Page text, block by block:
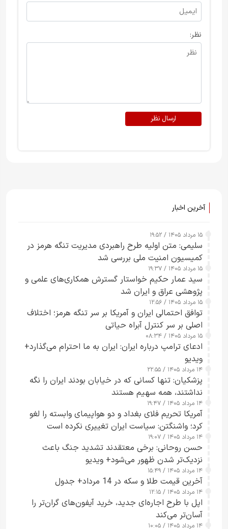
نظر:
ارسال نظر
آخرین اخبار
۱۵ مرداد ۱۴۰۵ / ۱۹:۵۲
سلیمی: متن اولیه طرح راهبردی مدیریت تنگه هرمز در
کمیسیون امنیت ملی بررسی شد
۱۵ مرداد ۱۴۰۵ / ۱۹:۳۷
سید عمار حکیم خواستار گسترش همکاری‌های علمی و
پژوهشی عراق و ایران شد
۱۵ مرداد ۱۴۰۵ / ۱۲:۵۶
توافق احتمالی ایران و آمریکا بر سر تنگه هرمز؛ اختلاف
اصلی بر سر کنترل آبراه حیاتی
۱۵ مرداد ۱۴۰۵ / ۰۸:۳۴
ادعای ترامپ درباره ایران: ایران به ما احترام می‌گذارد+
ویدیو
۱۴ مرداد ۱۴۰۵ / ۲۲:۵۵
پزشکیان: تنها کسانی که در خیابان بودند ایران را نگه
نداشتند، همه سهیم هستند
۱۴ مرداد ۱۴۰۵ / ۱۹:۴۷
آمریکا تحریم فلای بغداد و دو هواپیمای وابسته را لغو
کرد؛ واشنگتن: سیاست ایران تغییری نکرده است
۱۴ مرداد ۱۴۰۵ / ۱۹:۰۷
حسن روحانی: برخی معتقدند تشدید جنگ باعث
نزدیک‌تر شدن ظهور می‌شود+ ویدیو
۱۴ مرداد ۱۴۰۵ / ۱۵:۴۹
آخرین قیمت طلا و سکه در 14 مرداد+ جدول
۱۴ مرداد ۱۴۰۵ / ۱۲:۱۵
اپل با طرح اجاره‌ای جدید، خرید آیفون‌های گران‌تر را
آسان‌تر می‌کند
۱۴ مرداد ۱۴۰۵ / ۱۰:۰۵